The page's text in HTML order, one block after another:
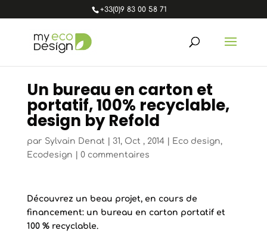
+33(0)9 83 00 58 71
Un bureau en carton et
portatif, 100% recyclable,
design by Refold
par Sylvain Denat 31, Oct , 2014| Eco design,
Ecodesign
0 commentaires
Découvrez un beau projet, en cours de
financement: un bureau en carton portatif et
100 % recyclable.